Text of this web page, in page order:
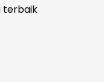
terbaik